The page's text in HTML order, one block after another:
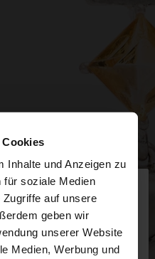
Cookies
Inhalte und Anzeigen zu
für soziale Medien
auf unsere
geben wir
unserer Website
Medien, Werbung und
auf die Website zu.
States Website